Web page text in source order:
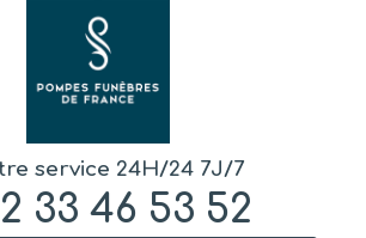
service 24H/24 7J/7
33 46 53 52